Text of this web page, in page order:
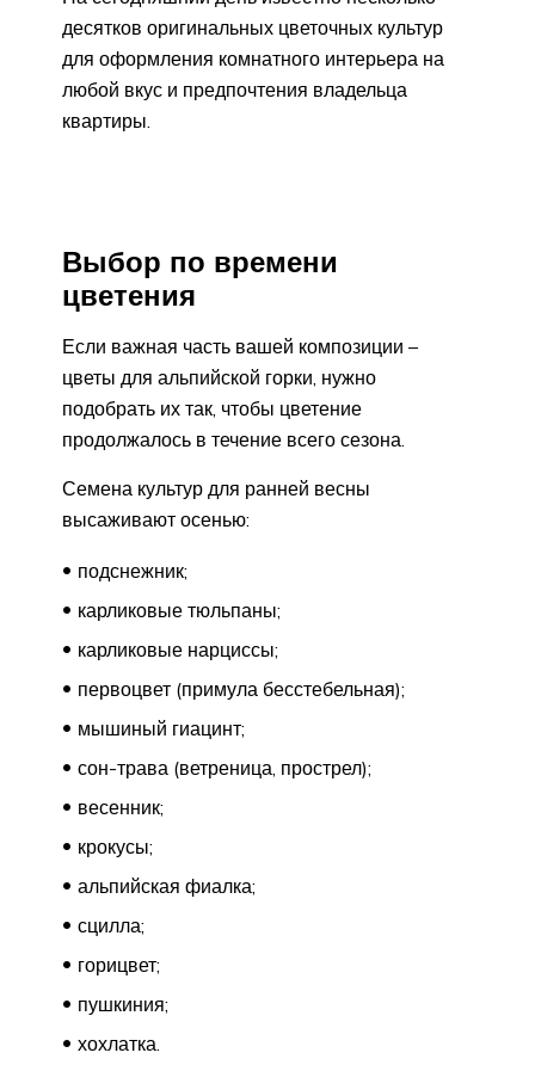
десятков оригинальных цветочных культур
для оформления комнатного интерьера на
любой вкус и предпочтения владельца
квартиры.
Выбор по времени
цветения
Если важная часть вашей композиции –
цветы для альпийской горки, нужно
подобрать их так, чтобы цветение
продолжалось в течение всего сезона.
Семена культур для ранней весны
высаживают осенью:
подснежник;
карликовые тюльпаны;
карликовые нарциссы;
первоцвет (примула бесстебельная);
мышиный гиацинт;
сон-трава (ветреница, прострел);
весенник;
крокусы;
альпийская фиалка;
сцилла;
горицвет;
пушкиния;
хохлатка.